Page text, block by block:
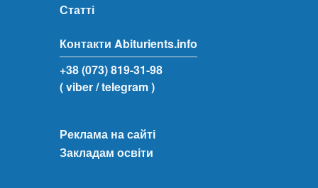
Статті
Контакти Abiturients.info
+38 (073) 819-31-98
( viber/ telegram )
Реклама на сайті
Закладам освіти